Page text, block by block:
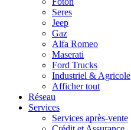
Seres
Jeep
Gaz
Alfa Romeo
Maserati
Ford Trucks
Industriel & Agricole
Afficher tout
Réseau
Services
Services après-vente